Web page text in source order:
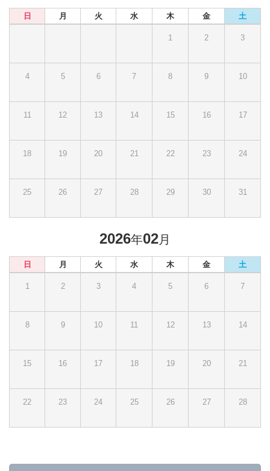
日 月 火 水 木 金 土
1 2 3
4 5 6 7 8 9 10
11 12 13 14 15 16 17
18 19 20 21 22 23 24
25 26 27 28 29 30 31
2026年02月
日 月 火 水 木 金 土
1 2 3 4 5 6 7
8 9 10 11 12 13 14
15 16 17 18 19 20 21
22 23 24 25 26 27 28